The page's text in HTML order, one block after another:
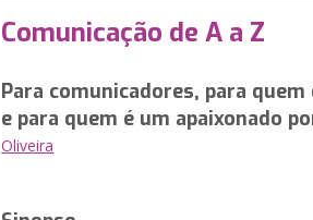
Comunicação de A a Z
Para comunicadores, para
e para quem é um apaixonado
Oliveira